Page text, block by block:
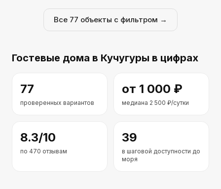
Все 77 объекты с фильтром →
Гостевые дома в Кучугуры в цифрах
77
проверенных вариантов
от 1 000 ₽
медиана 2 500 ₽/сутки
8.3/10
по 470 отзывам
39
в шаговой доступности до
моря